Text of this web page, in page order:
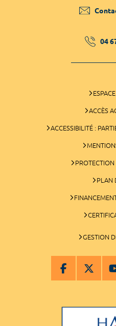
04
ACCÈS
ACCESSIBILITÉ :
PLAN
GESTION